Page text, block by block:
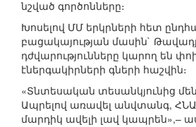
նշված գործոնները։
Խոսելով ՄՄ երկրների հետ
բացակայության մասին`
դժվարությունները կարող են
էներգակիրների գների հաշվին։
«Տնտեսական տեսանկյունից
Ապրելով առավել անվտանգ,
մարդիկ ավելի լավ կապրեն»,–